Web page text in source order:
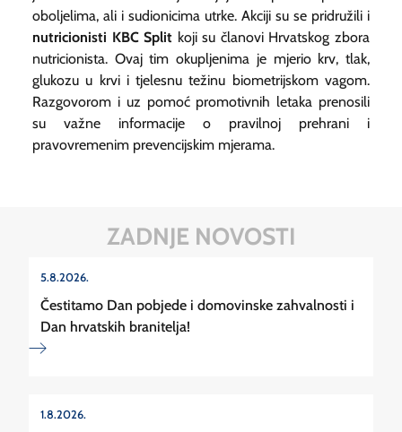
oboljelima, ali i sudionicima utrke. Akciji su se pridružili i
nutricionisti KBC Split koji su članovi Hrvatskog zbora
nutricionista. Ovaj tim okupljenima je mjerio krv, tlak,
glukozu u krvi i tjelesnu težinu biometrijskom vagom.
Razgovorom i uz pomoć promotivnih letaka prenosili
su važne informacije o pravilnoj prehrani i
pravovremenim prevencijskim mjerama.
ZADNJE NOVOSTI
5.8.2026.
Čestitamo Dan pobjede i domovinske zahvalnosti i
Dan hrvatskih branitelja!
1.8.2026.